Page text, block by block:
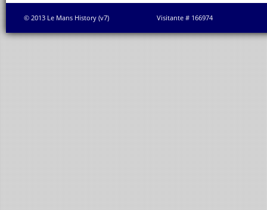
© 2013 Le Mans History (v7) Visitante # 166974